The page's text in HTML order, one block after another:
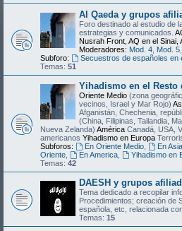
Al Qaeda y grupos
Foro destinado al estudio de
estrategias y comunicados.
Nusrah Front, AQ en el
Moderadores: Mod. 4 Mod. 5
Subforo:
Secuestros de españoles en
Temas: 51
Yihadismo en el Resto
Oriente Medio (zona
vecinos, Israel y Mar Rojo)
Afganistán, Chechenia,
(China, Filipinas, Tailandia,
Nueva Zelanda) América Canadá, USA,
americanos Yihadismo en Europa
Subforos:
En Oriente Medio, En
Oriente
En America,
Yihadismo en
Temas: 42
DAESH y grupos
Tema dedicado a recopilar
Procedimientos; creación de
española, etc, relacionada
Temas: 15